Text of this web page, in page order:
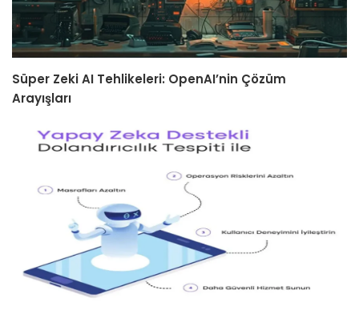
Süper Zeki AI Tehlikeleri: OpenAI’nin Çözüm
Arayışları